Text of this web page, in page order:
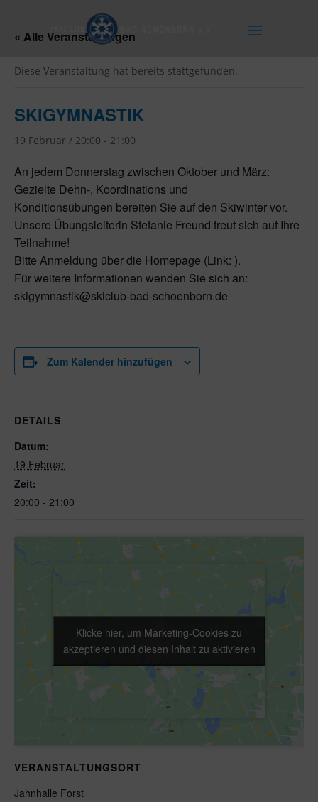
« Alle Veranstaltungen
Diese Veranstaltung hat bereits stattgefunden.
SKIGYMNASTIK
19 Februar / 20:00 - 21:00
An jedem Donnerstag zwischen Oktober und März:
Gezielte Dehn-, Koordinations und
Konditionsübungen bereiten Sie auf den Skiwinter vor.
Unsere Übungsleiterin Stefanie Freund freut sich auf Ihre
Teilnahme!
Bitte Anmeldung über die Homepage (Link: ).
Für weitere Informationen wenden Sie sich an:
skigymnastik@skiclub-bad-schoenborn.de
Zum Kalender hinzufügen
DETAILS
Datum:
19 Februar
Zeit:
20:00 - 21:00
VERANSTALTUNGSORT
Jahnhalle Forst
Klicke hier, um Marketing-Cookies zu
akzeptieren und diesen Inhalt zu aktivieren
Klicke hier, um Marketing-Cookies zu
akzeptieren und diesen Inhalt zu aktivieren